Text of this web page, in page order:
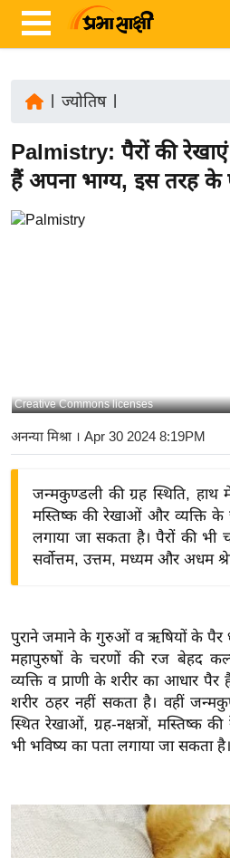
ज़ा
ख
ब
र
ष्ट्री
बि
ज
ग
त
वि
शे
ष
ब
ज्योतिष|
Palmistry: पैरों की
हैं अपना भाग्य, इस तरह के
Creative Commons licenses
अनन्या मिश्रा । Apr 30 2024 8:19PM
जन्मकुण्डली की ग्रह स्थिति, हाथ
मस्तिष्क की रेखाओं और व्यक्ति के
लगाया जा सकता है। पैरों की भी
सर्वोत्तम, उत्तम, मध्यम और अधम
पुराने जमाने के गुरुओं व ऋषियों के पैर
महापुरुषों के चरणों की रज बेहद
व्यक्ति व प्राणी के शरीर का आधार
शरीर ठहर नहीं सकता है। वहीं
स्थित रेखाओं, ग्रह-नक्षत्रों, मस्तिष्क
भी भविष्य का पता लगाया जा सकता है।